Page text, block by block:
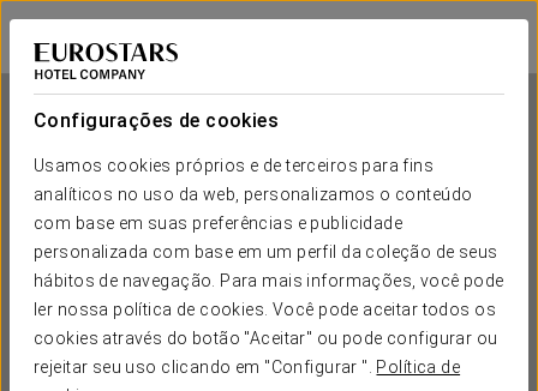
Configurações de cookies
Usamos cookies próprios e de terceiros para fins
analíticos no uso da web, personalizamos o conteúdo
com base em suas preferências e publicidade
personalizada com base em um perfil da coleção de seus
hábitos de navegação. Para mais informações, você pode
ler nossa política de cookies. Você pode aceitar todos os
cookies através do botão "Aceitar" ou pode configurar ou
rejeitar seu uso clicando em "Configurar ". Política de
Ikonik Jean Médecin
NICE
Ikonik Jean Médecin
NICE